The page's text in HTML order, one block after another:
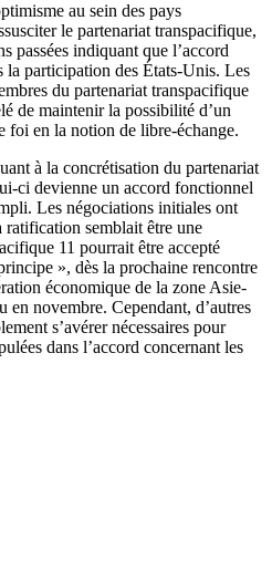
au sein des pays
le partenariat transpacifique,
passées indiquant que l’accord
la participation des États-Unis. Les
du partenariat transpacifique
de maintenir la possibilité d’un
foi en la notion de libre-échange.
à la concrétisation du partenariat
ci devienne un accord fonctionnel
Les négociations initiales ont
semblait être une
11 pourrait être accepté
», dès la prochaine rencontre
économique de la zone Asie-
novembre. Cependant, d’autres
s’avérer nécessaires pour
dans l’accord concernant les